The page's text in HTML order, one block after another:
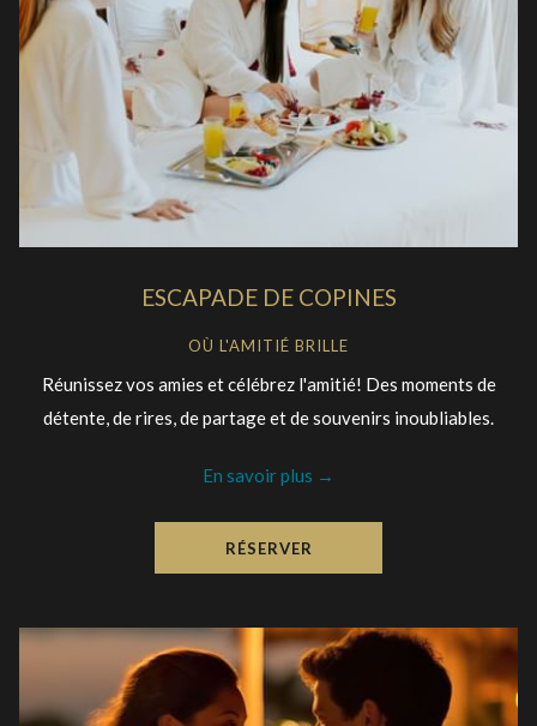
ESCAPADE DE COPINES
OÙ L'AMITIÉ BRILLE
Réunissez vos amies et célébrez l'amitié! Des moments de
détente, de rires, de partage et de souvenirs inoubliables.
En savoir plus
RÉSERVER